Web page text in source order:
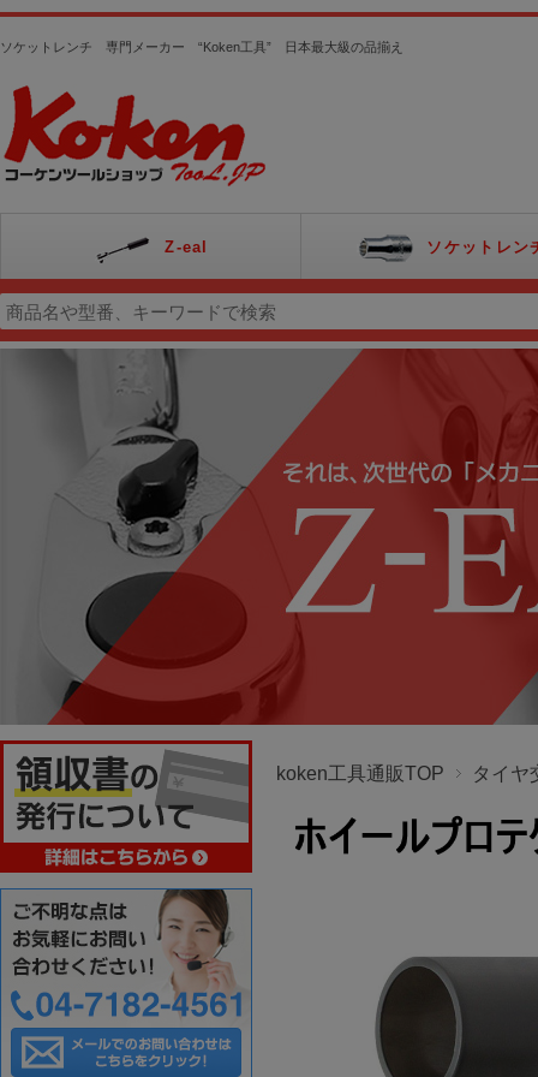
ソケットレンチ 専門メーカー “Koken工具” 日本最大級の品揃え
Z-eal ソケットレン
koken工具通販TOP タイヤ